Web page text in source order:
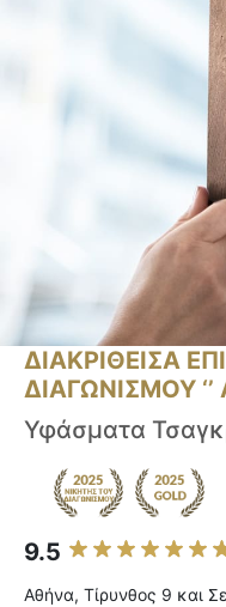
ΔΙΑΚΡΙΘΕΙΣΑ
ΔΙΑΓΩΝΙΣΜΟΥ ‘’
Υφάσματα
9.5
Αθήνα, Τίρυνθος 9 και